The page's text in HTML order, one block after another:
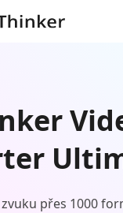
přes 1000